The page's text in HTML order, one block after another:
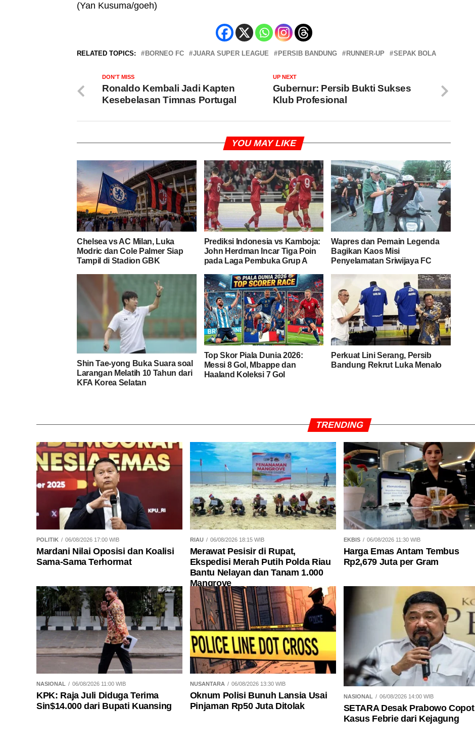
(Yan Kusuma/goeh)
RELATED TOPICS: BORNEO FC JUARA SUPER LEAGUE PERSIB BANDUNG RUNNER-UP SEPAK BOLA
UP NEXT
Gubernur: Persib Bukti Sukses
Klub Profesional
DON'T MISS
Ronaldo Kembali Jadi Kapten
Kesebelasan Timnas Portugal
YOU MAY LIKE
Chelsea vs AC Milan, Luka
Modric dan Cole Palmer Siap
Tampil di Stadion GBK
Prediksi Indonesia vs Kamboja:
John Herdman Incar Tiga Poin
pada Laga Pembuka Grup A
Wapres dan Pemain Legenda
Bagikan Kaos Misi
Penyelamatan Sriwijaya FC
Shin Tae-yong Buka Suara soal
Larangan Melatih 10 Tahun dari
KFA Korea Selatan
Top Skor Piala Dunia 2026:
Messi 8 Gol, Mbappe dan
Haaland Koleksi 7 Gol
Perkuat Lini Serang, Persib
Bandung Rekrut Luka Menalo
TRENDING
POLITIK 06/08/2026 17:00 WIB
Mardani Nilai Oposisi dan Koalisi
Sama-Sama Terhormat
RIAU 06/08/2026 18:15 WIB
Merawat Pesisir di Rupat,
Ekspedisi Merah Putih Polda Riau
Bantu Nelayan dan Tanam 1.000
Mangrove
EKBIS 06/08/2026 11:30 WIB
Harga Emas Antam Tembus
Rp2,679 Juta per Gram
NASIONAL 06/08/2026 11:00 WIB
KPK: Raja Juli Diduga Terima
Sin$14.000 dari Bupati Kuansing
NUSANTARA 06/08/2026 13:30 WIB
Oknum Polisi Bunuh Lansia Usai
Pinjaman Rp50 Juta Ditolak
NASIONAL 06/08/2026 14:00 WIB
SETARA Desak Prabowo Copot
Kasus Febrie dari Kejagung